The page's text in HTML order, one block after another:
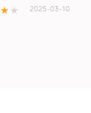
2025-03-10